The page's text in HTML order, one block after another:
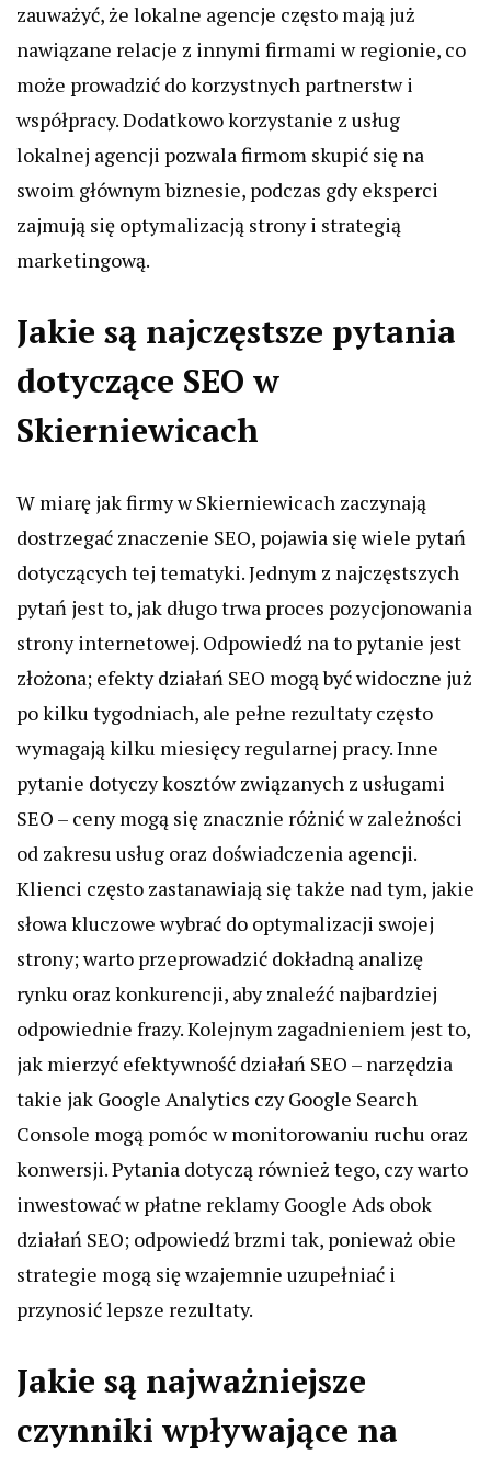
zauważyć, że lokalne agencje często mają już
nawiązane relacje z innymi firmami w regionie, co
może prowadzić do korzystnych partnerstw i
współpracy. Dodatkowo korzystanie z usług
lokalnej agencji pozwala firmom skupić się na
swoim głównym biznesie, podczas gdy eksperci
zajmują się optymalizacją strony i strategią
marketingową.
Jakie są najczęstsze pytania
dotyczące SEO w
Skierniewicach
W miarę jak firmy w Skierniewicach zaczynają
dostrzegać znaczenie SEO, pojawia się wiele pytań
dotyczących tej tematyki. Jednym z najczęstszych
pytań jest to, jak długo trwa proces pozycjonowania
strony internetowej. Odpowiedź na to pytanie jest
złożona; efekty działań SEO mogą być widoczne już
po kilku tygodniach, ale pełne rezultaty często
wymagają kilku miesięcy regularnej pracy. Inne
pytanie dotyczy kosztów związanych z usługami
SEO – ceny mogą się znacznie różnić w zależności
od zakresu usług oraz doświadczenia agencji.
Klienci często zastanawiają się także nad tym, jakie
słowa kluczowe wybrać do optymalizacji swojej
strony; warto przeprowadzić dokładną analizę
rynku oraz konkurencji, aby znaleźć najbardziej
odpowiednie frazy. Kolejnym zagadnieniem jest to,
jak mierzyć efektywność działań SEO – narzędzia
takie jak Google Analytics czy Google Search
Console mogą pomóc w monitorowaniu ruchu oraz
konwersji. Pytania dotyczą również tego, czy warto
inwestować w płatne reklamy Google Ads obok
działań SEO; odpowiedź brzmi tak, ponieważ obie
strategie mogą się wzajemnie uzupełniać i
przynosić lepsze rezultaty.
Jakie są najważniejsze
czynniki wpływające na